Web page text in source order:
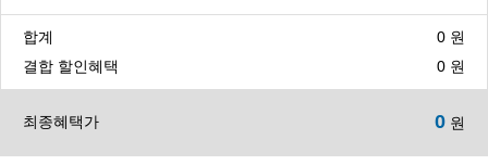
합계 0 원
결합 할인혜택
0 원
최종혜택가 0 원